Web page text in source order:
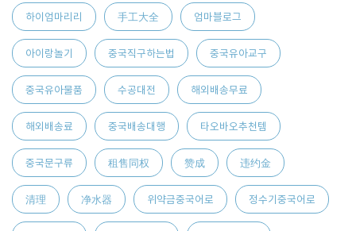
하이엄마리리 手工大全 엄마블로그
아이랑놀기 중국직구하는법 중국유아교구
중국유아물품 수공대전 해외배송무료
해외배송료 중국배송대행 타오바오추천템
중국문구류 租售同权 赞成 违约金
清理 净水器 위약금중국어로 정수기중국어로